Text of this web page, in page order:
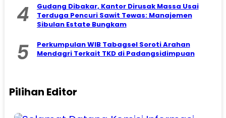
4
Gudang Dibakar, Kantor Dirusak Massa Usai
Terduga Pencuri Sawit Tewas: Manajemen
Sibulan Estate Bungkam
5
Perkumpulan WIB Tabagsel Soroti Arahan
Mendagri Terkait TKD di Padangsidimpuan
Pilihan Editor